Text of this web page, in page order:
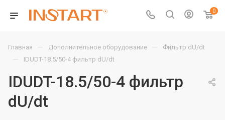
0
Главная — Дополнительное оборудование — Фильтр dU/dt
— IDUDT-18.5/50-4 фильтр dU/dt
IDUDT-18.5/50-4 фильтр
dU/dt